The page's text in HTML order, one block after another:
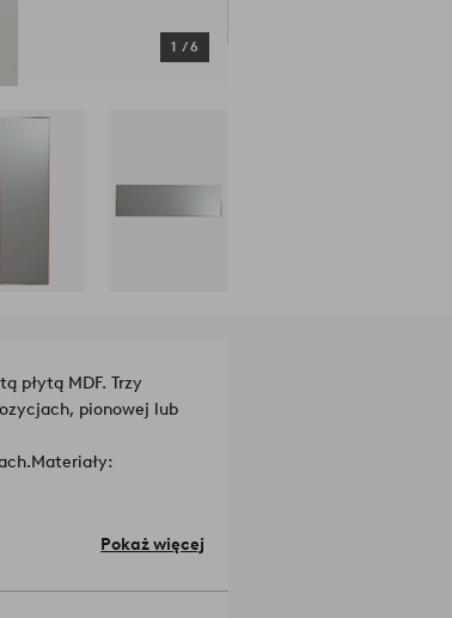
1 /6
płytą MDF. Trzy
pionowej lub
Materiały:
Numer artykułu:
Pokaż więcej